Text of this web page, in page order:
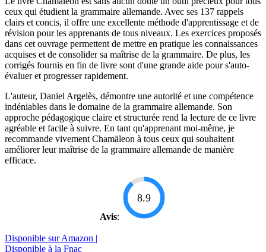
ceux qui étudient la grammaire allemande. Avec ses 137 rappels
clairs et concis, il offre une excellente méthode d'apprentissage et de
révision pour les apprenants de tous niveaux. Les exercices proposés
dans cet ouvrage permettent de mettre en pratique les connaissances
acquises et de consolider sa maîtrise de la grammaire. De plus, les
corrigés fournis en fin de livre sont d'une grande aide pour s'auto-
évaluer et progresser rapidement.
L'auteur, Daniel Argelès, démontre une autorité et une compétence
indéniables dans le domaine de la grammaire allemande. Son
approche pédagogique claire et structurée rend la lecture de ce livre
agréable et facile à suivre. En tant qu'apprenant moi-même, je
recommande vivement Chamäleon à tous ceux qui souhaitent
améliorer leur maîtrise de la grammaire allemande de manière
efficace.
Avis:
8.9
Disponible sur Amazon |
Disponible à la Fnac